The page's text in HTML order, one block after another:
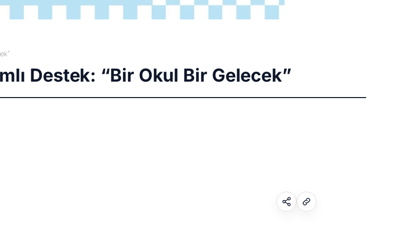
Destek: “Bir Okul Bir Gelecek”